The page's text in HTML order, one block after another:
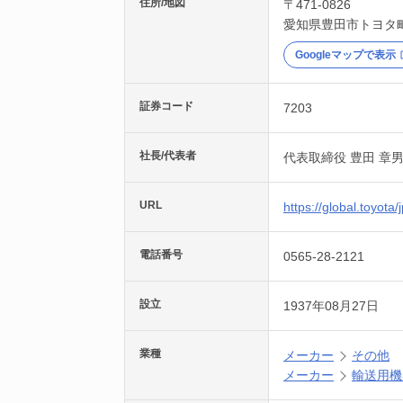
住所/地図
〒471-0826
愛知県豊田市 トヨタ
Googleマップで表示
証券コード 7203
社長/代表者 代表取締役 豊田 章男
URL https://global.toyota/
電話番号 0565-28-2121
設立 1937年08月27日
業種 メーカー
その他
メーカー
輸送用